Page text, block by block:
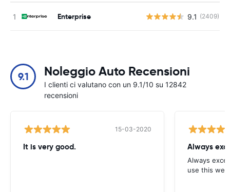
Enterprise 9.1 (2409)
9.1 Noleggio Auto Recensioni
I clienti ci valutano con un 9.1/10 su 12842
recensioni
15-03-2020
It is very good. Always
Always
use this